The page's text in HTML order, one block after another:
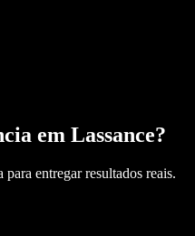
em Lassance?
entregar resultados reais.